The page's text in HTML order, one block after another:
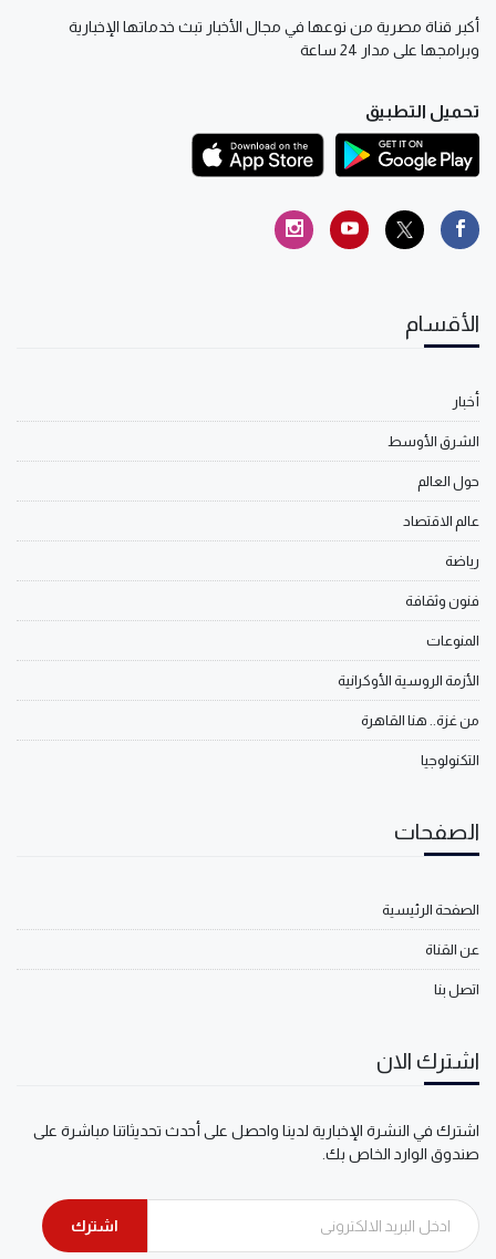
أكبر قناة مصرية من نوعها في مجال الأخبار تبث خدماتها الإخبارية
وبرامجها على مدار 24 ساعة
تحميل التطبيق
الأقسام
أخبار
الشرق الأوسط
حول العالم
عالم الاقتصاد
رياضة
فنون وثقافة
المنوعات
الأزمة الروسية الأوكرانية
من غزة.. هنا القاهرة
التكنولوجيا
الصفحات
الصفحة الرئيسية
عن القناة
اتصل بنا
اشترك الان
اشترك في النشرة الإخبارية لدينا واحصل على أحدث تحديثاتنا مباشرة على
صندوق الوارد الخاص بك.
اشترك